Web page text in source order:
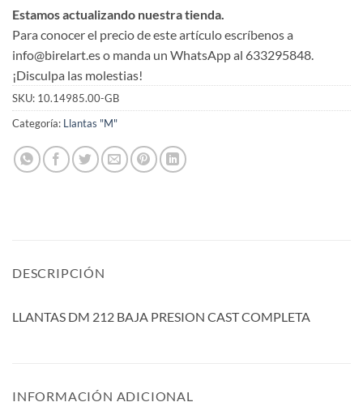
Estamos actualizando nuestra tienda.
Para conocer el precio de este artículo escríbenos a
info@birelart.es o manda un WhatsApp al 633295848.
¡Disculpa las molestias!
SKU: 10.14985.00-GB
Categoría: Llantas "M"
DESCRIPCIÓN
LLANTAS DM 212 BAJA PRESION CAST COMPLETA
INFORMACIÓN ADICIONAL